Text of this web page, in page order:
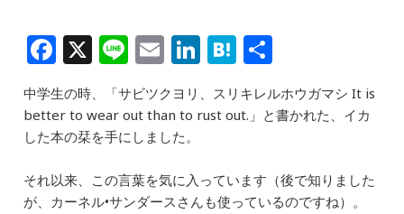
F
a
c
e
b
o
X Li
n
e
E
m
ai
l
Li
k
dI
n
H
at
e
a
有
中学生の時、「サビツクヨリ、スリキレルホウガマシ It is
better to wear out than to rust out.」と書かれた、イカ
した本の栞を手にしました。
それ以来、この言葉を気に入っています（後で知りました
が、カーネル•サンダースさんも使っているのですね）。